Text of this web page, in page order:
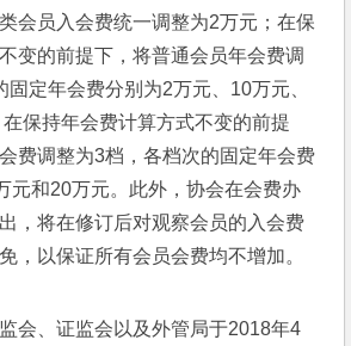
会员入会费统一调整为2万元；在保
变的前提下，将普通会员年会费调
定年会费分别为2万元、10万元、
保持年会费计算方式不变的前提
费调整为3档，各档次的固定年会费
元和20万元。此外，协会在会费办
，将在修订后对观察会员的入会费
，以保证所有会员会费均不增加。
会、证监会以及外管局于2018年4